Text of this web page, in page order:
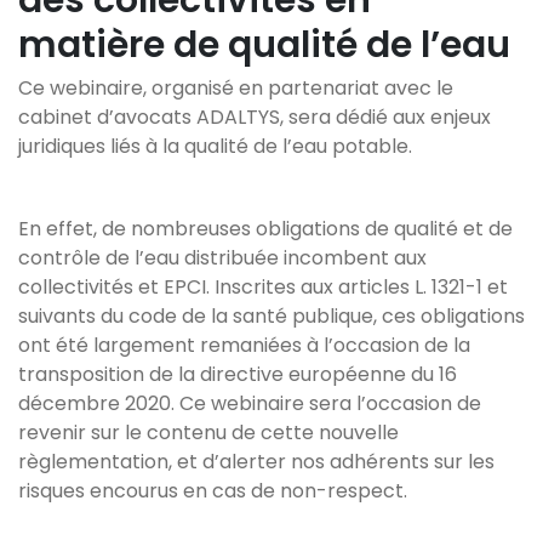
matière de qualité de l’eau
Ce webinaire, organisé en partenariat avec le
cabinet d’avocats ADALTYS, sera dédié aux enjeux
juridiques liés à la qualité de l’eau potable.
En effet, de nombreuses obligations de qualité et de
contrôle de l’eau distribuée incombent aux
collectivités et EPCI. Inscrites aux articles L. 1321-1 et
suivants du code de la santé publique, ces obligations
ont été largement remaniées à l’occasion de la
transposition de la directive européenne du 16
décembre 2020. Ce webinaire sera l’occasion de
revenir sur le contenu de cette nouvelle
règlementation, et d’alerter nos adhérents sur les
risques encourus en cas de non-respect.